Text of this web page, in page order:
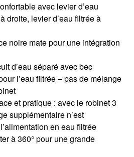
avec levier d’eau
droite, levier d’eau filtrée à
noire mate pour une intégration
d’eau séparé avec bec
l’eau filtrée – pas de mélange
et pratique : avec le robinet 3
supplémentaire n’est
en eau filtrée
à 360° pour une grande